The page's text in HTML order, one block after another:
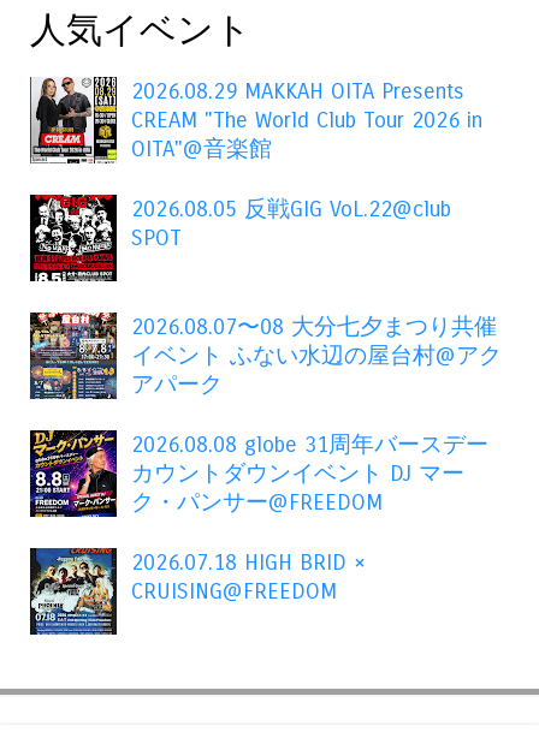
人気イベント
2026.08.29 MAKKAH OITA Presents
CREAM "The World Club Tour 2026 in
OITA"@音楽館
2026.08.05 反戦GIG VoL.22@club
SPOT
2026.08.07〜08 大分七夕まつり共催
イベント ふない水辺の屋台村@アク
アパーク
2026.08.08 globe 31周年バースデー
カウントダウンイベント DJ マー
ク・パンサー@FREEDOM
2026.07.18 HIGH BRID ×
CRUISING@FREEDOM